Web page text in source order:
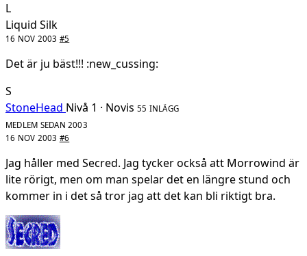
L
Liquid Silk
16 NOV 2003 #5
Det är ju bäst!!! :new_cussing:
S
StoneHead Nivå 1 · Novis 55 INLÄGG
MEDLEM SEDAN 2003
16 NOV 2003 #6
Jag håller med Secred. Jag tycker också att Morrowind är
lite rörigt, men om man spelar det en längre stund och
kommer in i det så tror jag att det kan bli riktigt bra.